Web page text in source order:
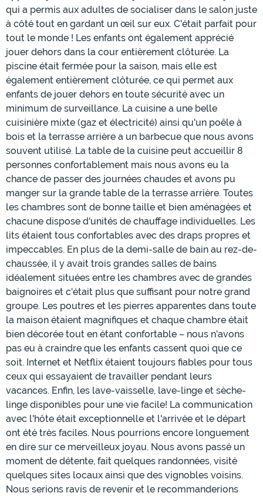
qui a permis aux adultes de socialiser dans le salon juste
à côté tout en gardant un œil sur eux. C'était parfait pour
tout le monde ! Les enfants ont également apprécié
jouer dehors dans la cour entièrement clôturée. La
piscine était fermée pour la saison, mais elle est
également entièrement clôturée, ce qui permet aux
enfants de jouer dehors en toute sécurité avec un
minimum de surveillance. La cuisine a une belle
cuisinière mixte (gaz et électricité) ainsi qu'un poêle à
bois et la terrasse arrière a un barbecue que nous avons
souvent utilisé. La table de la cuisine peut accueillir 8
personnes confortablement mais nous avons eu la
chance de passer des journées chaudes et avons pu
manger sur la grande table de la terrasse arrière. Toutes
les chambres sont de bonne taille et bien aménagées et
chacune dispose d'unités de chauffage individuelles. Les
lits étaient tous confortables avec des draps propres et
impeccables. En plus de la demi-salle de bain au rez-de-
chaussée, il y avait trois grandes salles de bains
idéalement situées entre les chambres avec de grandes
baignoires et c'était plus que suffisant pour notre grand
groupe. Les poutres et les pierres apparentes dans toute
la maison étaient magnifiques et chaque chambre était
bien décorée tout en étant confortable – nous n'avons
pas eu à craindre que les enfants cassent quoi que ce
soit. Internet et Netflix étaient toujours fiables pour tous
ceux qui essayaient de travailler pendant leurs
vacances. Enfin, les lave-vaisselle, lave-linge et sèche-
linge disponibles pour une vie facile! La communication
avec l'hôte était exceptionnelle et l'arrivée et le départ
ont été très faciles. Nous pourrions encore longuement
en dire sur ce merveilleux joyau. Nous avons passé un
moment de détente, fait quelques randonnées, visité
quelques sites locaux ainsi que des vignobles voisins.
Nous serions ravis de revenir et le recommanderions